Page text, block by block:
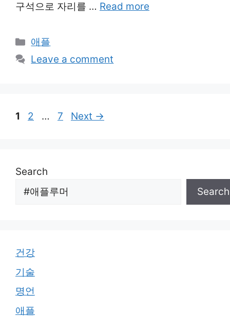
구석으로 자리를 … Read more
Categories
애플
Leave a comment
Page
1 Page
2 … Page
7 Next →
Search
Search
건강
기술
명언
애플